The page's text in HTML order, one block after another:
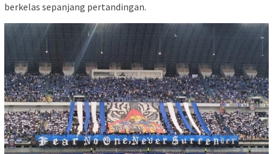
berkelas sepanjang pertandingan.